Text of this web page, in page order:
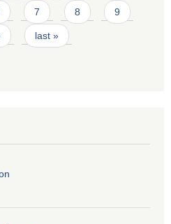
7 8 9
last »